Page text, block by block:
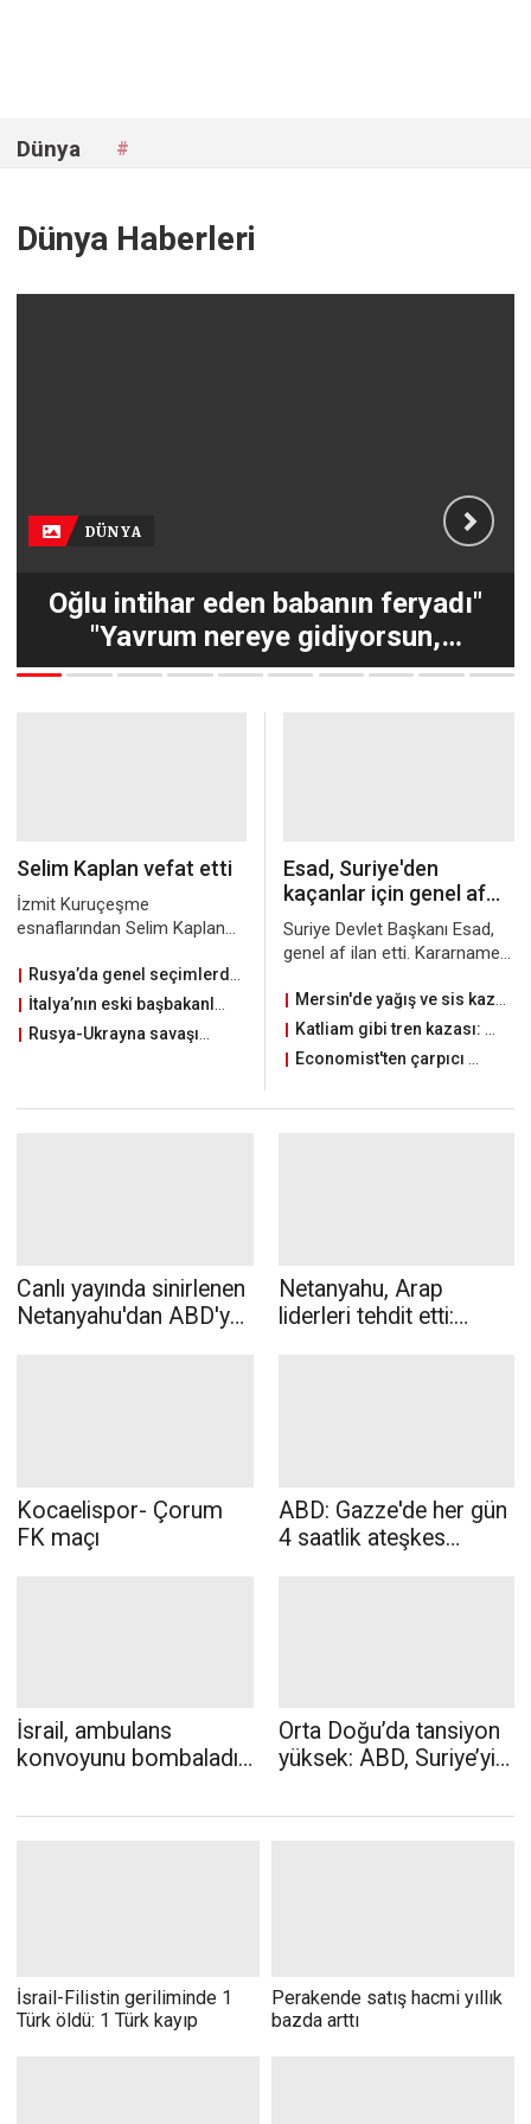
Dünya #
Dünya Haberleri
DÜNYA
Oğlu intihar eden babanın feryadı"
"Yavrum nereye gidiyorsun,
kalksana"
Selim Kaplan vefat etti
İzmit Kuruçeşme
esnaflarından Selim Kaplan
Rusya’da genel seçimlerde Ukrayna’nın 4 bölgesi de yer alacak
İtalya’nın eski başbakanlarından Berlusconi yaşamını yitirdi
Rusya-Ukrayna savaşında bir ilk: Rus askerler Rus askerleri yakaladı
Esad, Suriye'den
kaçanlar için genel af
ilan etti! Tek kriteri var
Suriye Devlet Başkanı Esad,
genel af ilan etti. Kararname
edenlerin dönüşü
kolaylaşacak. Ancak iç
savaşta eline silah alanlar bu
af kapsamına giremeyecek.
Mersin'de yağış ve sis kaza getirdi: Otobüs şarampole uçtu
Katliam gibi tren kazası: 50 ölü, 350 yaralı
Economist'ten çarpıcı itiraf: Dünya Erdoğan'ın zaferini konuşuyor 'Tar...
Canlı yayında sinirlenen
Netanyahu'dan ABD'ye
Netanyahu, Arap
liderleri tehdit etti:
Kocaelispor- Çorum
FK maçı
ABD: Gazze'de her gün
4 saatlik ateşkes
İsrail, ambulans
konvoyunu bombaladı!
Orta Doğu’da tansiyon
yüksek: ABD, Suriye’yi
İsrail-Filistin geriliminde 1
Türk öldü: 1 Türk kayıp
Perakende satış hacmi yıllık
bazda arttı